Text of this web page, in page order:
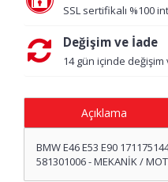
SSL sertifikalı %100
Değişim ve İade
14 gün içinde değişim
Açıklama
BMW E46 E53 E90
581301006 - MEKANİK /